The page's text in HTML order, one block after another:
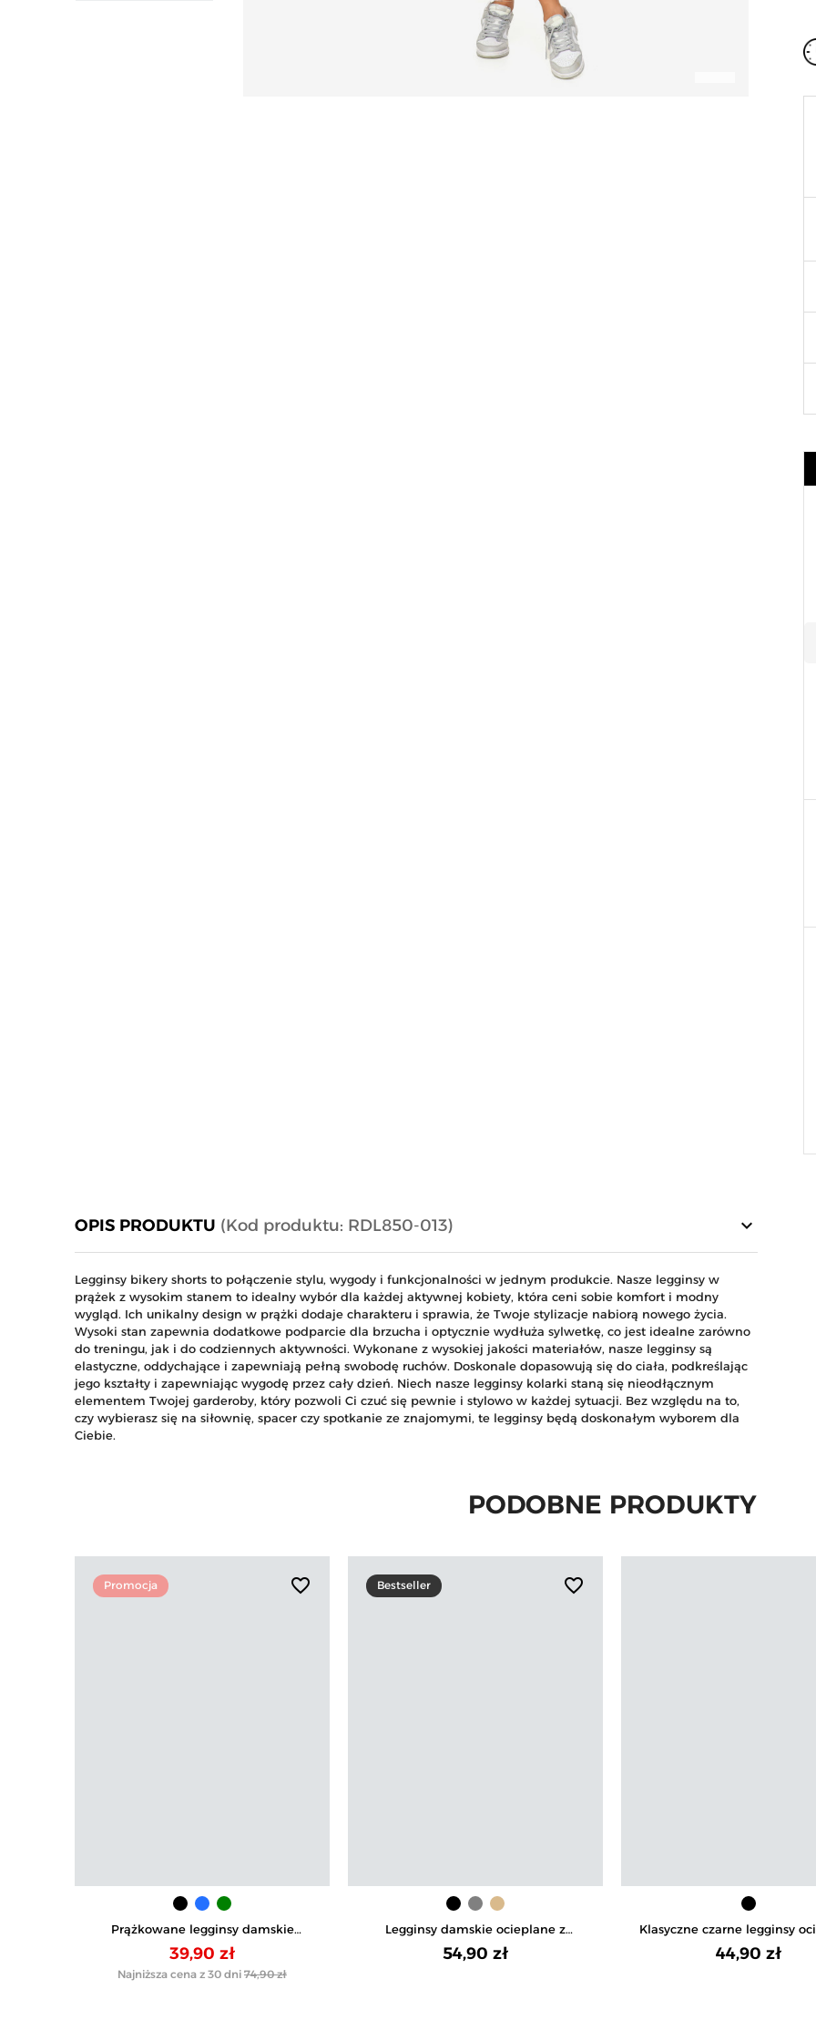
keyboard_arrow_down
OPIS PRODUKTU (Kod produktu: RDL850-013)
Legginsy bikery shorts to połączenie stylu, wygody i funkcjonalności w jednym produkcie. Nasze legginsy w
prążek z wysokim stanem to idealny wybór dla każdej aktywnej kobiety, która ceni sobie komfort i modny
wygląd. Ich unikalny design w prążki dodaje charakteru i sprawia, że Twoje stylizacje nabiorą nowego życia.
Wysoki stan zapewnia dodatkowe podparcie dla brzucha i optycznie wydłuża sylwetkę, co jest idealne zarówno
do treningu, jak i do codziennych aktywności. Wykonane z wysokiej jakości materiałów, nasze legginsy są
elastyczne, oddychające i zapewniają pełną swobodę ruchów. Doskonale dopasowują się do ciała, podkreślając
jego kształty i zapewniając wygodę przez cały dzień. Niech nasze legginsy kolarki staną się nieodłącznym
elementem Twojej garderoby, który pozwoli Ci czuć się pewnie i stylowo w każdej sytuacji. Bez względu na to,
czy wybierasz się na siłownię, spacer czy spotkanie ze znajomymi, te legginsy będą doskonałym wyborem dla
Ciebie.
PODOBNE PRODUKTY
Promocja favorite_border
Prążkowane legginsy damskie
sportowe z wysokim stanem
39,90 zł
Najniższa cena z 30 dni 74,90 zł
Bestseller favorite_border
Legginsy damskie ocieplane z
wysokim stanem i szerokim pasem
54,90 zł
Klasyczne czarne legginsy
damskie
44,90 zł